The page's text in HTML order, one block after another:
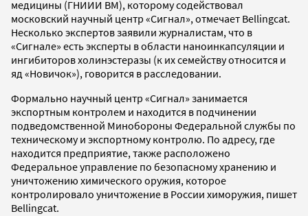
медицины (ГНИИИ ВМ), которому содействовал
московский научный центр «Сигнал», отмечает Bellingcat.
Несколько экспертов заявили журналистам, что в
«Сигнале» есть эксперты в области наноинкапсуляции и
ингибиторов холинэстеразы (к их семейству относится и
яд «Новичок»), говорится в расследовании.
Формально научный центр «Сигнал» занимается
экспортным контролем и находится в подчинении
подведомственной Минобороны Федеральной службы по
техническому и экспортному контролю. По адресу, где
находится предприятие, также расположено
Федеральное управление по безопасному хранению и
уничтожению химического оружия, которое
контролировало уничтожение в России химоружия, пишет
Bellingcat.